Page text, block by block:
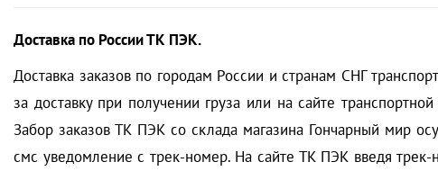
Доставка по России ТК ПЭК.
Доставка заказов по городам России и странам СНГ
за доставку при получении груза или на сайте
Забор заказов ТК ПЭК со склада магазина Гончарный мир
смс уведомление с трек-номер. На сайте ТК ПЭК введя трек-